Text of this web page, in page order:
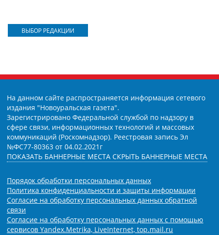
ВЫБОР РЕДАКЦИИ
На данном сайте распространяется информация сетевого
издания "Новоуральская газета".
Зарегистрировано Федеральной службой по надзору в
сфере связи, информационных технологий и массовых
коммуникаций (Роскомнадзор). Реестровая запись Эл
№ФС77-80363 от 04.02.2021г
ПОКАЗАТЬ БАННЕРНЫЕ МЕСТА СКРЫТЬ БАННЕРНЫЕ МЕСТА
Порядок обработки персональных данных
Политика конфиденциальности и защиты информации
Согласие на обработку персональных данных обратной
связи
Согласие на обработку персональных данных с помощью
сервисов Yandex.Metrika, LiveInternet, top.mail.ru